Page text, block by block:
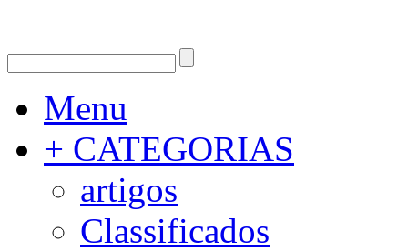
Menu
+ CATEGORIAS
artigos
Classificados